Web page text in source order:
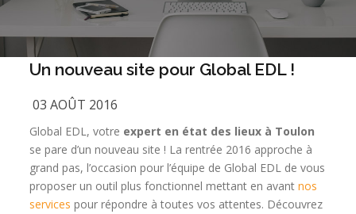
Un nouveau site pour Global EDL !
03 AOÛT 2016
Global EDL, votre expert en état des lieux à Toulon
se pare d’un nouveau site ! La rentrée 2016 approche à
grand pas, l’occasion pour l’équipe de Global EDL de vous
proposer un outil plus fonctionnel mettant en avantnos
services pour répondre à toutes vos attentes. Découvrez